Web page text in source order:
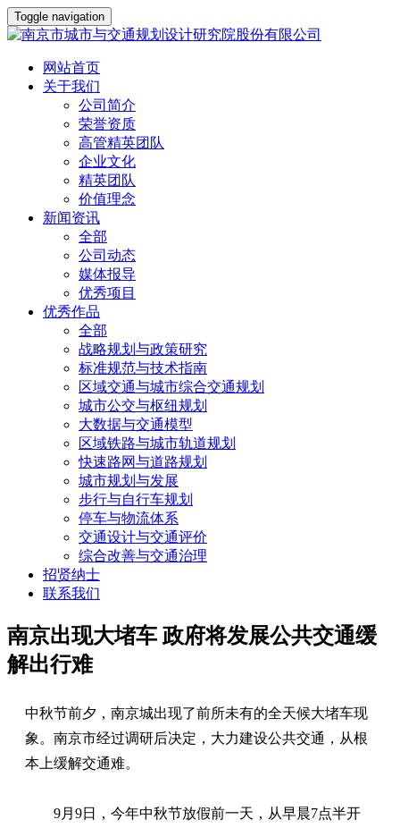
Toggle navigation
网站首页
关于我们
公司简介
荣誉资质
高管精英团队
企业文化
精英团队
价值理念
新闻资讯
全部
公司动态
媒体报导
优秀项目
优秀作品
全部
战略规划与政策研究
标准规范与技术指南
区域交通与城市综合交通规划
城市公交与枢纽规划
大数据与交通模型
区域铁路与城市轨道规划
快速路网与道路规划
城市规划与发展
步行与自行车规划
停车与物流体系
交通设计与交通评价
综合改善与交通治理
招贤纳士
联系我们
南京出现大堵车 政府将发展公共交通缓
解出行难
中秋节前夕，南京城出现了前所未有的全天候大堵车现
象。南京市经过调研后决定，大力建设公共交通，从根
本上缓解交通难。
9月9日，今年中秋节放假前一天，从早晨7点半开